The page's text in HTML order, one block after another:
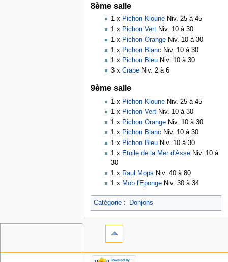
8ème salle
1 x Pichon Kloune Niv. 25 à 45
1 x Pichon Vert Niv. 10 à 30
1 x Pichon Orange Niv. 10 à 30
1 x Pichon Blanc Niv. 10 à 30
1 x Pichon Bleu Niv. 10 à 30
3 xCrabe Niv. 2 à 6
9ème salle
1 x Pichon Kloune Niv. 25 à 45
1 x Pichon Vert Niv. 10 à 30
1 x Pichon Orange Niv. 10 à 30
1 x Pichon Blanc Niv. 10 à 30
1 x Pichon Bleu Niv. 10 à 30
1 x Etoile de la Mer d'Asse Niv. 10 à
30
1 x Raul Mops Niv. 40 à 80
1 x Mob l'Eponge Niv. 30 à 34
Catégorie: Donjons